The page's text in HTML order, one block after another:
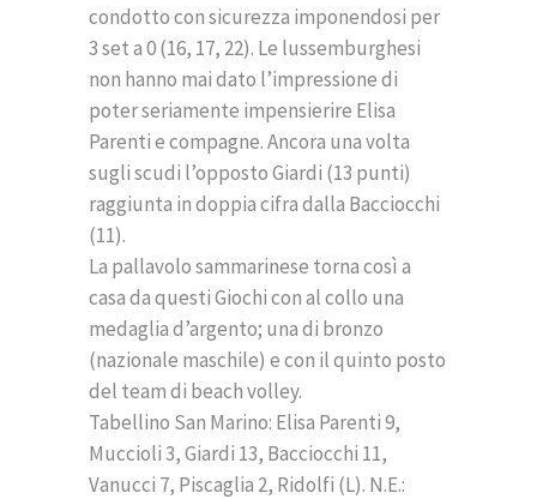
condotto con sicurezza imponendosi per
3 set a 0 (16, 17, 22). Le lussemburghesi
non hanno mai dato l’impressione di
poter seriamente impensierire Elisa
Parenti e compagne. Ancora una volta
sugli scudi l’opposto Giardi (13 punti)
raggiunta in doppia cifra dalla Bacciocchi
(11).
La pallavolo sammarinese torna così a
casa da questi Giochi con al collo una
medaglia d’argento; una di bronzo
(nazionale maschile) e con il quinto posto
del team di beach volley.
Tabellino San Marino: Elisa Parenti 9,
Muccioli 3, Giardi 13, Bacciocchi 11,
Vanucci 7, Piscaglia 2, Ridolfi (L). N.E.: